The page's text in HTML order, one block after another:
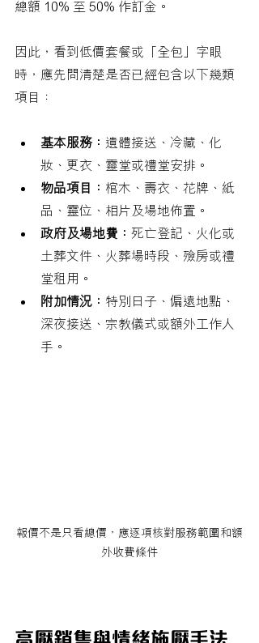
總額 10% 至 50% 作訂金。
因此，看到低價套餐或「全包」字眼
時，應先問清楚是否已經包含以下幾類
項目：
基本服務： 遺體接送、冷藏、化
妝、更衣、靈堂或禮堂安排。
物品項目： 棺木、壽衣、花牌、紙
品、靈位、相片及場地佈置。
政府及場地費： 死亡登記、火化或
土葬文件、火葬場時段、殮房或禮
堂租用。
附加情況： 特別日子、偏遠地點、
深夜接送、宗教儀式或額外工作人
手。
報價不是只看總價，應逐項核對服務範圍和額
外收費條件
高壓銷售與情緒施壓手法